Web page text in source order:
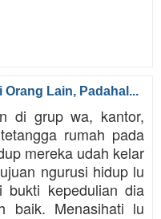
Lain, Padahal...
di grup wa, kantor,
rumah pada
mereka udah kelar
ngurusi hidup lu
bukti kepedulian dia
baik. Menasihati lu